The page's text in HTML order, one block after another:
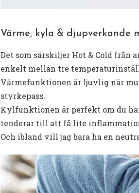
Värme, kyla & djupverkande
Det som särskiljer Hot & Cold från
enkelt mellan tre
Värmefunktionen är ljuvlig när
styrkepass.
Kylfunktionen är perfekt om du
tenderar till att få lite
Och ibland vill jag bara ha en